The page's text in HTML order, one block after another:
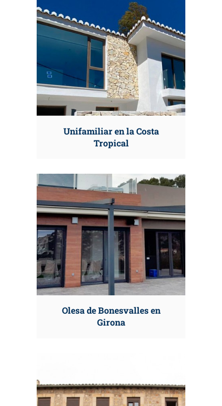
Unifamiliar en la Costa
Tropical
Olesa de Bonesvalles en
Girona